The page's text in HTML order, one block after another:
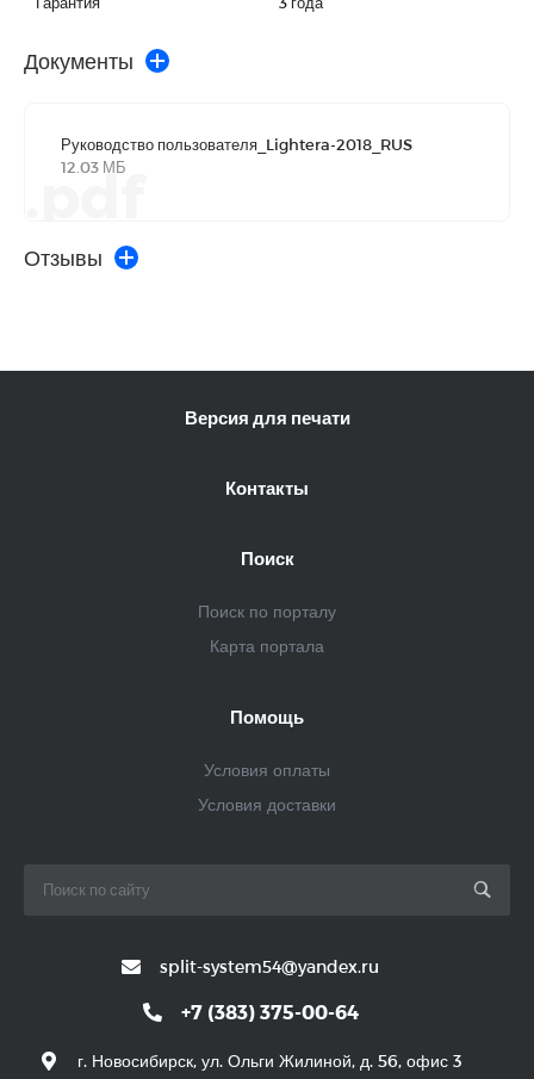
Документы
Руководство пользователя_Lightera-2018_RUS
12.03 МБ
.pdf
Отзывы
Версия для печати
Контакты
Поиск
Поиск по порталу
Карта портала
Помощь
Условия оплаты
Условия доставки
split-system54@yandex.ru
+7 (383) 375-00-64
г. Новосибирск, ул. Ольги Жилиной, д. 56, офис 3